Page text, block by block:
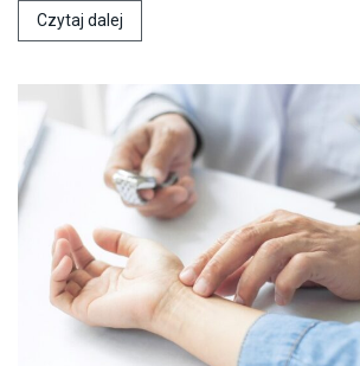
Czytaj dalej